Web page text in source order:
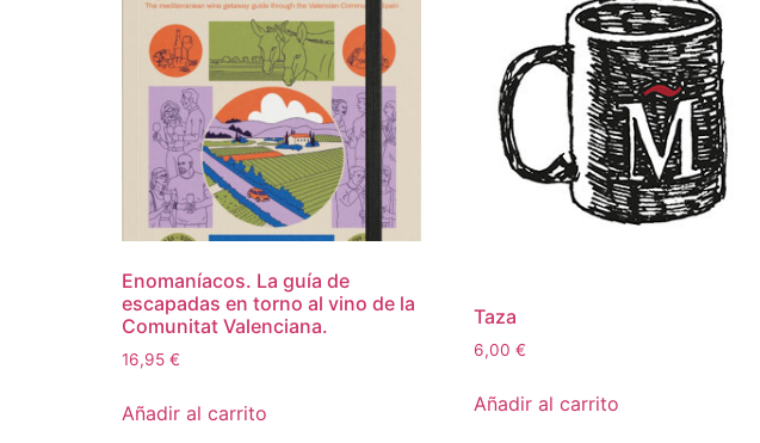
Enomaníacos. La guía de
escapadas en torno al vino de la
Comunitat Valenciana.
16,95 €
Añadir al carrito
Taza
6,00 €
Añadir al carrito